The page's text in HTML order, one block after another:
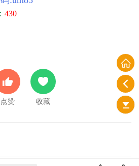
430
点赞 收藏